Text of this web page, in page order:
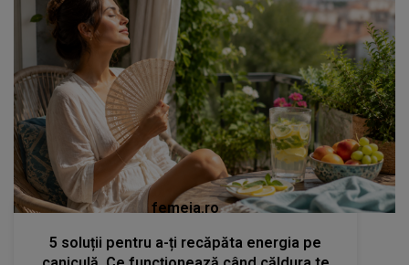
femeia.ro
5 soluții pentru a-ți recăpăta energia pe